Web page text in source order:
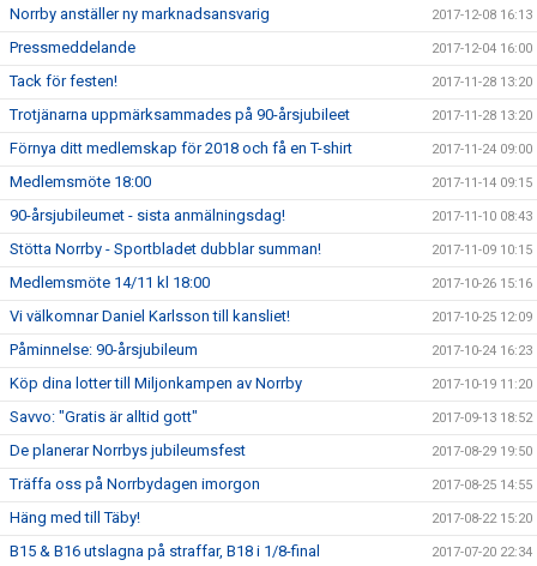
Norrby anställer ny marknadsansvarig 2017-12-08 16:13
Pressmeddelande 2017-12-04 16:00
Tack för festen! 2017-11-28 13:20
Trotjänarna uppmärksammades på 90-årsjubileet 2017-11-28 13:20
Förnya ditt medlemskap för 2018 och få en T-shirt 2017-11-24 09:00
Medlemsmöte 18:00 2017-11-14 09:15
90-årsjubileumet - sista anmälningsdag! 2017-11-10 08:43
Stötta Norrby - Sportbladet dubblar summan! 2017-11-09 10:15
Medlemsmöte 14/11 kl 18:00 2017-10-26 15:16
Vi välkomnar Daniel Karlsson till kansliet! 2017-10-25 12:09
Påminnelse: 90-årsjubileum 2017-10-24 16:23
Köp dina lotter till Miljonkampen av Norrby 2017-10-19 11:20
Savvo: "Gratis är alltid gott" 2017-09-13 18:52
De planerar Norrbys jubileumsfest 2017-08-29 19:50
Träffa oss på Norrbydagen imorgon 2017-08-25 14:55
Häng med till Täby! 2017-08-22 15:20
B15 & B16 utslagna på straffar, B18 i 1/8-final 2017-07-20 22:34